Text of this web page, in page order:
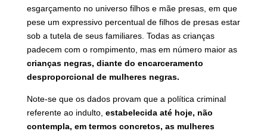
esgarçamento no universo filhos e mãe presas, em que
pese um expressivo percentual de filhos de presas estar
sob a tutela de seus familiares. Todas as crianças
padecem com o rompimento, mas em número maior as
crianças negras, diante do encarceramento
desproporcional de mulheres negras.
Note-se que os dados provam que a política criminal
referente ao indulto, estabelecida até hoje, não
contempla, em termos concretos, as mulheres